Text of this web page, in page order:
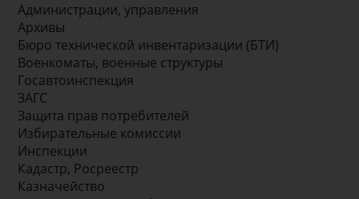
Администрации, управления
Архивы
Бюро технической инвентаризации (БТИ)
Военкоматы, военные структуры
Госавтоинспекция
ЗАГС
Защита прав потребителей
Избирательные комиссии
Инспекции
Кадастр, Росреестр
Казначейство